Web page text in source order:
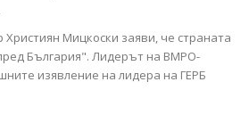
Мицкоски заяви, че страната
България". Лидерът на ВМРО-
изявление на лидера на ГЕРБ